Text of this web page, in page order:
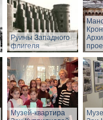
Руины Западного
флигеля
Музей-квартира